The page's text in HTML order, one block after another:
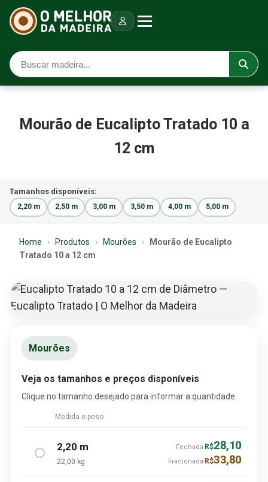
Mourão de Eucalipto Tratado 10 a
12 cm
Tamanhos disponíveis:
2,20 m 2,50 m 3,00 m 3,50 m 4,00 m 5,00 m
Home › Produtos › Mourões ›
Mourão de Eucalipto
Tratado 10 a 12 cm
Mourões
Veja os tamanhos e preços disponíveis
Clique no tamanho desejado para informar a quantidade.
Medida e peso
2,20 m
22,00 kg
Fechada R$28,10
Fracionada R$33,80